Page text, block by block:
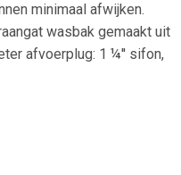
minimaal afwijken.
wasbak gemaakt uit
afvoerplug: 1 ¼'' sifon,